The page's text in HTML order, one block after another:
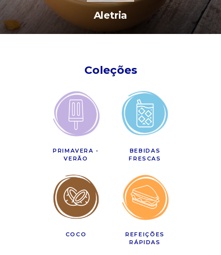
Aletria
Coleções
PRIMAVERA -
VERÃO
BEBIDAS
FRESCAS
COCO
REFEIÇÕES
RÁPIDAS